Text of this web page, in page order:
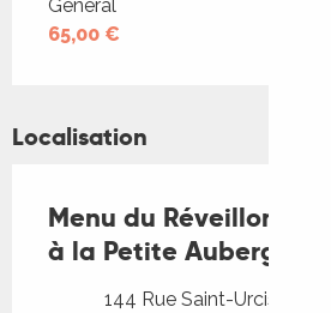
Général
65,00 €
Localisation
Menu du Réveillon et
à la Petite Auberge
144 Rue Saint-Urcisse,